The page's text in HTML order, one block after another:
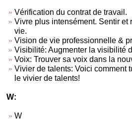
Vérification du contrat de travail.
Vivre plus intensément. Sentir et
vie.
Vision de vie professionnelle &
Visibilité: Augmenter la visibilité
Voix: Trouver sa voix dans la
Vivier de talents: Voici comment
le vivier de talents!
W:
W